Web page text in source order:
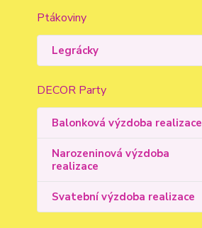
Ptákoviny
Legrácky
DECOR Party
Balonková výzdoba realizace
Narozeninová výzdoba
realizace
Svatební výzdoba realizace